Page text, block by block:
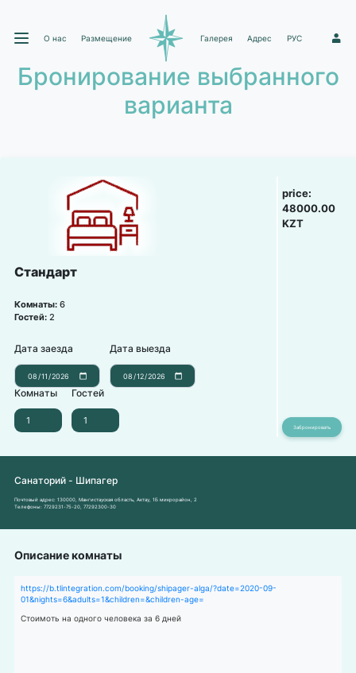
О нас Размещение Галерея Адрес РУС 1
Бронирование выбранного
варианта
Стандарт
Комнаты: 6
Гостей: 2
Дата заезда Дата выезда
Комнаты Гостей
price:
48000.00
KZT
Санаторий - Шипагер
Почтовый адрес: 130000, Мангистауская область, Актау, 1Б микрорайон, 2
Телефоны: 7729231-75-20 77292300-30
Описание комнаты